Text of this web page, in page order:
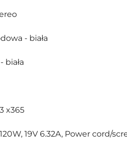
- biała
biała
x365
19V 6.32A, Power cord/